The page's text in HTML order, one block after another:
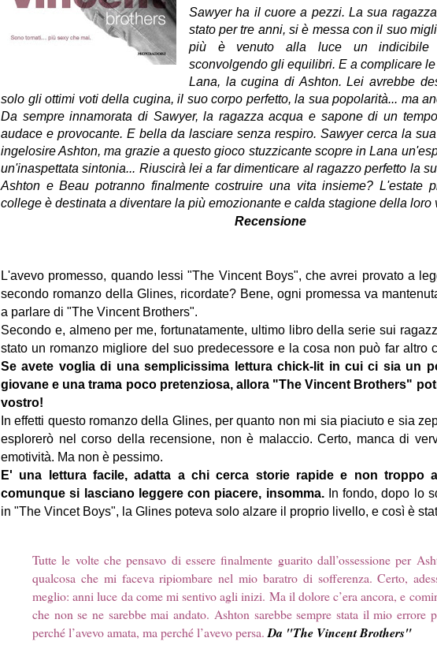
Sawyer ha il cuore a pezzi. La sua
stato per tre anni, si è messa con il suo
più è venuto alla luce un indicibile
sconvolgendo gli equilibri. E a complicare
Lana, la cugina di Ashton. Lei avrebbe
solo gli ottimi voti della cugina, il suo corpo perfetto, la sua popolarità... ma
Da sempre innamorata di Sawyer, la ragazza acqua e sapone di un
audace e provocante. E bella da lasciare senza respiro. Sawyer cerca la
ingelosire Ashton, ma grazie a questo gioco stuzzicante scopre in Lana
un'inaspettata sintonia... Riuscirà lei a far dimenticare al ragazzo perfetto la
Ashton e Beau potranno finalmente costruire una vita insieme? L'estate
college è destinata a diventare la più emozionante e calda stagione della loro
Recensione
L'avevo promesso, quando lessi "The Vincent Boys", che avrei provato a
secondo romanzo della Glines, ricordate? Bene, ogni promessa va
a parlare di "The Vincent Brothers".
Secondo e, almeno per me, fortunatamente, ultimo libro della serie sui
stato un romanzo migliore del suo predecessore e la cosa non può far altro
Se avete voglia di una semplicissima lettura chick-lit in cui ci sia un
giovane e una trama poco pretenziosa, allora "The Vincent Brothers"
vostro!
In effetti questo romanzo della Glines, per quanto non mi sia piaciuto e sia
esplorerò nel corso della recensione, non è malaccio. Certo, manca di
emotività. Ma non è pessimo.
E' una lettura facile, adatta a chi cerca storie rapide e non troppo
comunque si lasciano leggere con piacere, insomma.In fondo, dopo lo
in "The Vincet Boys", la Glines poteva solo alzare il proprio livello, e così è
Tutte le volte che pensavo di essere finalmente guarito dall’ossessione per
qualcosa che mi faceva ripiombare nel mio baratro di sofferenza. Certo,
meglio: anni luce da come mi sentivo agli inizi. Ma il dolore c’era ancora, e
che non se ne sarebbe mai andato. Ashton sarebbe sempre stata il mio errore
perché l’avevo amata, ma perché l’avevo persa. Da "The Vincent Brothers"